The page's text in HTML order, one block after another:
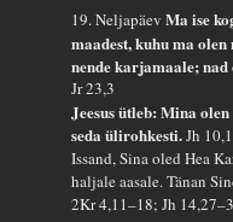
19. NeljapäevMa ise
maadest, kuhu ma
nende karjamaale;
Jr 23,3
Jeesus ütleb: Mina
seda ülirohkesti.Jh
Issand, Sina oled Hea
haljale aasale. Tänan
2Kr 4,11–18; Jh